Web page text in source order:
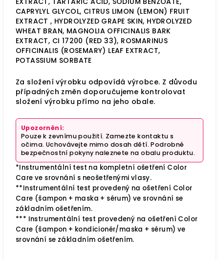
CAPRYLYL GLYCOL, CITRUS LIMON (LEMON) FRUIT
EXTRACT , HYDROLYZED GRAPE SKIN, HYDROLYZED
WHEAT BRAN, MAGNOLIA OFFICINALIS BARK
EXTRACT, CI 17200 (RED 33), ROSMARINUS
OFFICINALIS (ROSEMARY) LEAF EXTRACT,
POTASSIUM SORBATE
Za složení výrobku odpovídá výrobce. Z důvodu
případných změn doporučujeme kontrolovat
složení výrobku přímo na jeho obale.
Upozornění:
Pouze k zevnímu použití. Zamezte kontaktu s
očima. Uchovávejte mimo dosah dětí. Podrobné
bezpečnostní pokyny naleznete na obalu produktu.
*Instrumentální test na kompletní ošetření Color
Care ve srovnání s neošetřenými vlasy.
**Instrumentální test provedený na ošetření Color
Care (šampon + maska + sérum) ve srovnání se
základním ošetřením.
*** Instrumentální test provedený na ošetření Color
Care (šampon + kondicionér/maska + sérum) ve
srovnání se základním ošetřením.